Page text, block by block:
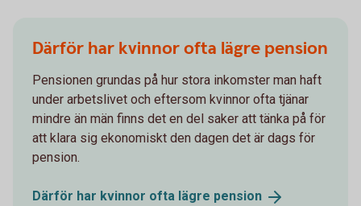
Därför har kvinnor ofta lägre pension
Pensionen grundas på hur stora inkomster man haft
under arbetslivet och eftersom kvinnor ofta tjänar
mindre än män finns det en del saker att tänka på för
att klara sig ekonomiskt den dagen det är dags för
pension.
Därför har kvinnor ofta lägre pension